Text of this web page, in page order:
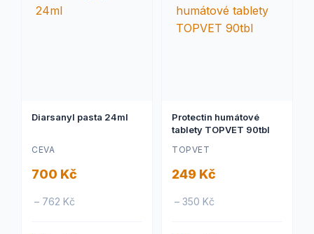
Diarsanyl pasta 24ml
CEVA
700 Kč
– 762 Kč
Protectin humátové
tablety TOPVET 90tbl
TOPVET
249 Kč
– 350 Kč